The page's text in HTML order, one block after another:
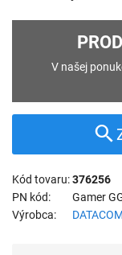
V našej
Kód tovaru 376256
PN kód
Gamer
Výrobca